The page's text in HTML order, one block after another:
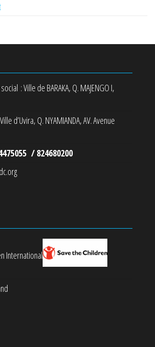
: Ville de BARAKA, Q. MAJENGO I,
d’Uvira, Q. NYAMIANDA, AV. Avenue
/ 824680200
International